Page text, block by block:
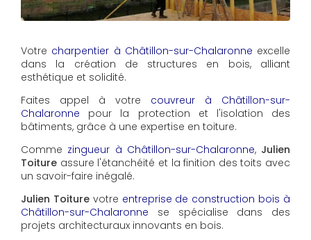
Votre charpentier à Châtillon-sur-Chalaronne excelle
dans la création de structures en bois, alliant
esthétique et solidité.
Faites appel à votre couvreur à Châtillon-sur-
Chalaronne pour la protection et l'isolation des
bâtiments, grâce à une expertise en toiture.
Comme zingueur à Châtillon-sur-Chalaronne, Julien
Toiture assure l'étanchéité et la finition des toits avec
un savoir-faire inégalé.
Julien Toiture votre entreprise de construction bois à
Châtillon-sur-Chalaronne se spécialise dans des
projets architecturaux innovants en bois.